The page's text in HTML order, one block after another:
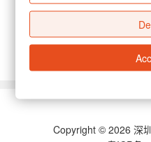
查
Copyright © 2026 深